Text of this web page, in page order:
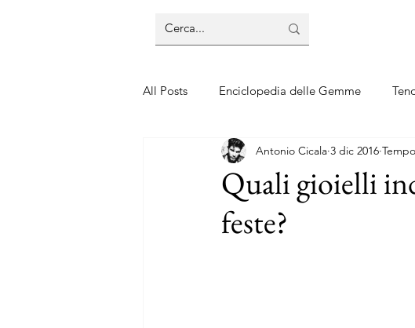
All Posts Enciclopedia delle Gemme
Guide sui gioielli Guide sui diamanti
Quali gioielli
feste?
Antonio Cicala 3 dic 2016